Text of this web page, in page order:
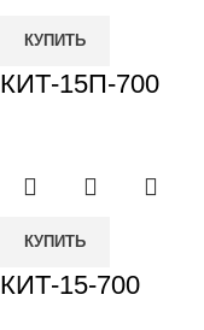
КУПИТЬ
КИТ-15П-700
Количество
КИТ-15-
КУПИТЬ
КИТ-15-700